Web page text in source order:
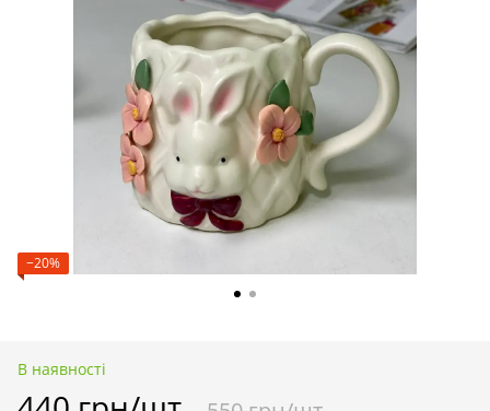
−20%
В наявності